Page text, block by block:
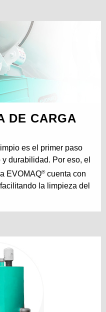
DE CARGA
es el primer paso
durabilidad. Por eso, el
EVOMAQ®cuenta con
la limpieza del